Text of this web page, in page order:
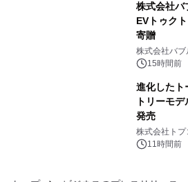
株式会社バ
EVトゥク
寄贈
株式会社バブ
15時間前
進化したト
トリーモ
発売
株式会社トプ
11時間前